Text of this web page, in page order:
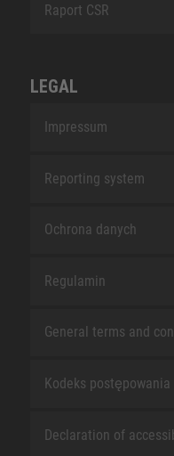
Raport CSR
LEGAL
Impressum
Reporting system
Ochrona danych
Regulamin
General terms and
Kodeks postępowania
Declaration of